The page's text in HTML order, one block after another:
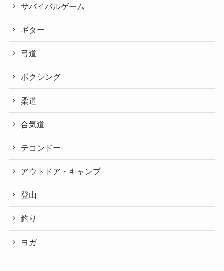
サバイバルゲーム
ギター
弓道
ボクシング
柔道
合気道
テコンドー
アウトドア・キャンプ
登山
釣り
ヨガ